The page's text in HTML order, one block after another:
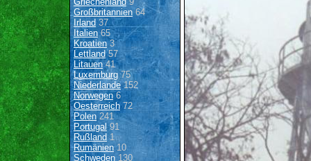
Großbritannien64
Irland 37
Italien65
Kroatien3
Lettland57
Litauen41
Luxemburg 75
Niederlande152
Norwegen6
Oesterreich72
Polen 241
Portugal91
Rußland 1
Rumänien10
Schweden 130